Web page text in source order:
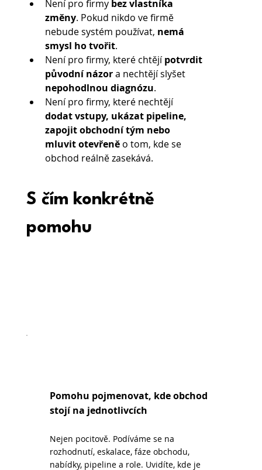
Není pro firmy bez vlastníka
změny. Pokud nikdo ve firmě
nebude systém používat, nemá
smysl ho tvořit.
Není pro firmy, které chtějí potvrdit
původní názor a nechtějí slyšet
nepohodlnou diagnózu.
Není pro firmy, které nechtějí
dodat vstupy, ukázat pipeline,
zapojit obchodní tým nebo
mluvit otevřeně o tom, kde se
obchod reálně zasekává.
S čím konkrétně
pomohu
Pomohu pojmenovat, kde obchod
stojí na jednotlivcích
Nejen pocitově. Podíváme se na
rozhodnutí, eskalace, fáze obchodu,
nabídky, pipeline a role. Uvidíte, kde je